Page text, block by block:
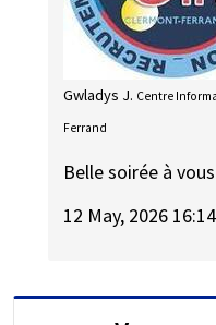
Gwladys J. Centre
Ferrand
Belle soirée à vous
12 May, 2026 16:14